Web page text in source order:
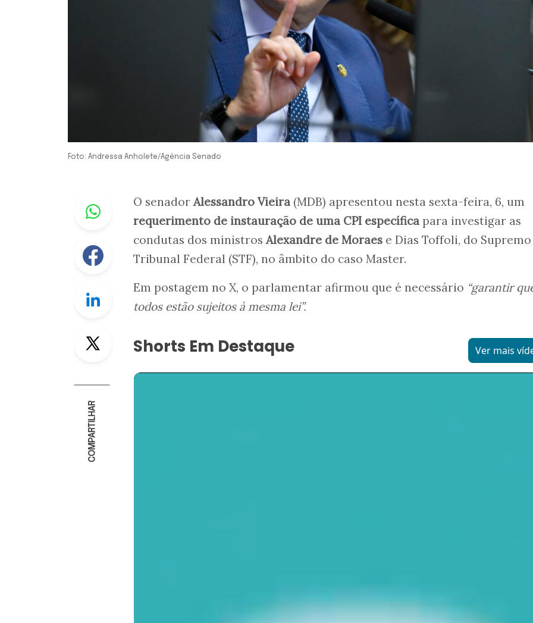
Foto: Andressa Anholete/Agência Senado
Whastapp
Facebook
Linkedin
COMPARTILHAR
O senador Alessandro Vieira (MDB) apresentou nesta sexta-feira, 6, um
requerimento de instauração de uma CPI específica para investigar as
condutas dos ministros Alexandre de Moraes e Dias Toffoli, do Supremo
Tribunal Federal (STF), no âmbito do caso Master.
Em postagem no X, o parlamentar afirmou que é necessário “garantir
todos estão sujeitos à mesma lei”.
Shorts Em Destaque Ver mais